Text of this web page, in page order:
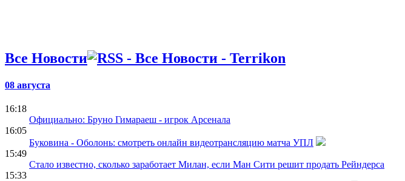
Все Новости
08 августа
16:18
Официально: Бруно Гимараеш - игрок Арсенала
16:05
Буковина - Оболонь: смотреть онлайн видеотрансляцию матча УПЛ
15:49
Стало известно, сколько заработает Милан, если Ман Сити решит продать Рейндерса
15:33